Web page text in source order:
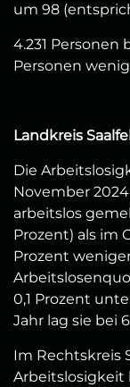
um 98
4.231 Personen
Personen
Landkreis
Die
November
arbeitslos
Prozent) als im
Prozent
0,1 Prozent
Jahr lag sie bei
Im Rechtskreis
Arbeitslosigkeit